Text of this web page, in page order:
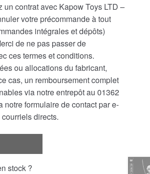
contrat avec Kapow Toys LTD –
votre précommande à tout
intégrales et dépôts)
de ne pas passer de
ces termes et conditions.
ou allocations du fabricant,
cas, un remboursement complet
via notre entrepôt au 01362
formulaire de contact par e-
directs.
stock ?